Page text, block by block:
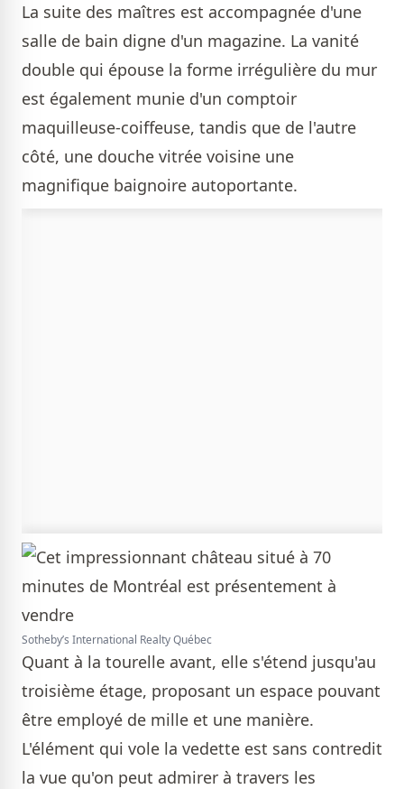
La suite des maîtres est accompagnée d'une
salle de bain digne d'un magazine. La vanité
double qui épouse la forme irrégulière du mur
est également munie d'un comptoir
maquilleuse-coiffeuse, tandis que de l'autre
côté, une douche vitrée voisine une
magnifique baignoire autoportante.
Sotheby’s International Realty Québec
Quant à la tourelle avant, elle s'étend jusqu'au
troisième étage, proposant un espace pouvant
être employé de mille et une manière.
L'élément qui vole la vedette est sans contredit
la vue qu'on peut admirer à travers les